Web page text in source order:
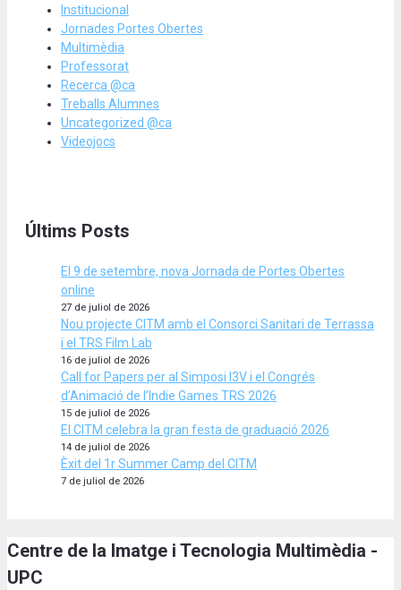
Institucional
Jornades Portes Obertes
Multimèdia
Professorat
Recerca @ca
Treballs Alumnes
Uncategorized @ca
Videojocs
Últims Posts
El 9 de setembre, nova Jornada de Portes Obertes
online
27 de juliol de 2026
Nou projecte CITM amb el Consorci Sanitari de Terrassa
i el TRS Film Lab
16 de juliol de 2026
Call for Papers per al Simposi I3V i el Congrés
d’Animació de l’Indie Games TRS 2026
15 de juliol de 2026
El CITM celebra la gran festa de graduació 2026
14 de juliol de 2026
Èxit del 1r Summer Camp del CITM
7 de juliol de 2026
Centre de la Imatge i Tecnologia Multimèdia -
UPC